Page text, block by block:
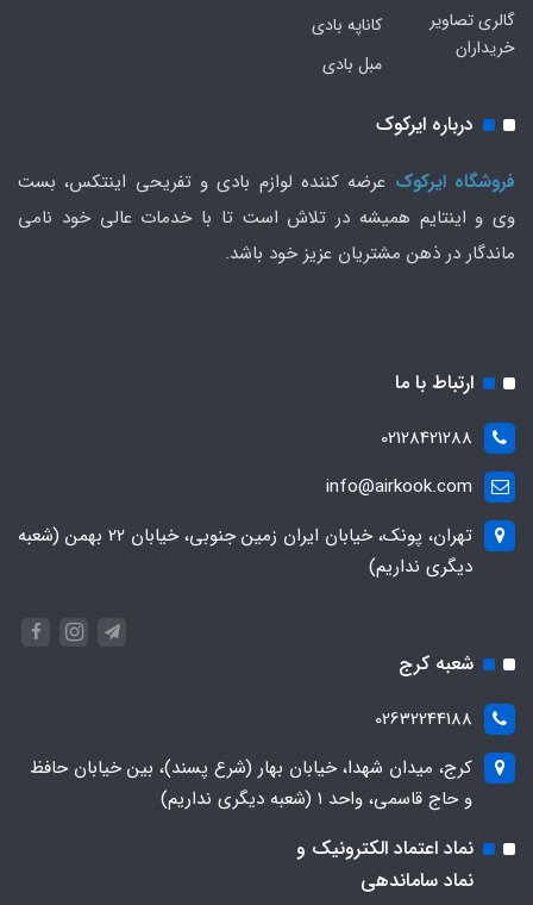
گالری تصاویر
خریداران
کاناپه بادی
مبل بادی
درباره ایرکوک
فروشگاه ایرکوک عرضه کننده لوازم بادی و تفریحی اینتکس، بست
وی و اینتایم همیشه در تلاش است تا با خدمات عالی خود نامی
ماندگار در ذهن مشتریان عزیز خود باشد.
ارتباط با ما
02128421288
info@airkook.com
تهران، پونک، خیابان ایران زمین جنوبی، خیابان 22 بهمن (شعبه
دیگری نداریم)
شعبه کرج
02632244188
کرج، میدان شهدا، خیابان بهار (شرع پسند)، بین خیابان حافظ
و حاج قاسمی، واحد ۱ (شعبه دیگری نداریم)
نماد اعتماد الکترونیک و
نماد ساماندهی